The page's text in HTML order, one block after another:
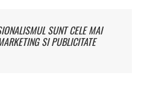
SUNT CELE MAI
SI PUBLICITATE